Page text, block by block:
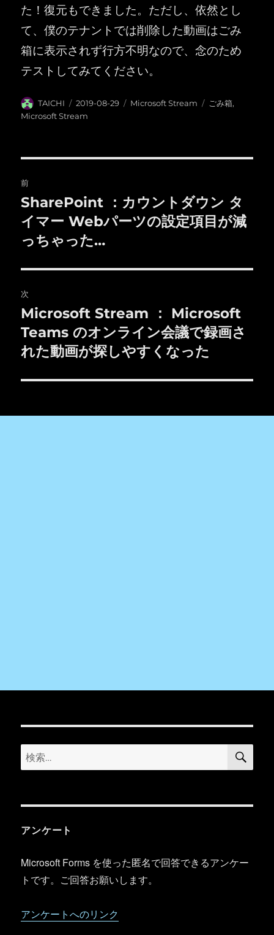
た！復元もできました。ただし、依然とし
て、僕のテナントでは削除した動画はごみ
箱に表示されず行方不明なので、念のため
テストしてみてください。
投
稿
TAICHI
投
稿
2019-08-29
カ
Microsoft Stream
タ
ごみ箱,
Microsoft Stream
稿
ナ
ビ
ゲ
ー
シ
ョ
ン
前
前
の
投
SharePoint ：カウントダウン タ
イマー Webパーツの設定項目が減
っちゃった…
次
次
の
投
Microsoft Stream ： Microsoft
Teams のオンライン会議で録画さ
れた動画が探しやすくなった
検
索:
検
アンケート
Microsoft Forms を使った匿名で回答できるアンケー
トです。ご回答お願いします。
アンケートへのリンク